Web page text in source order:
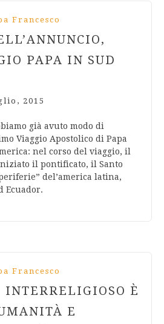
Francesco
PAPA IN SUD
2015
già avuto modo di
Viaggio Apostolico di Papa
nel corso del viaggio, il
il pontificato, il Santo
del’america latina,
Ecuador.
Francesco
È
E